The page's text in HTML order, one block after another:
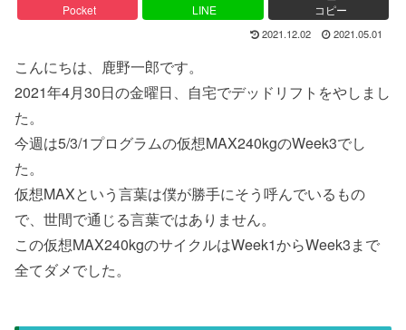
Pocket LINE コピー
2021.12.02 2021.05.01
こんにちは、鹿野一郎です。
2021年4月30日の金曜日、自宅でデッドリフトをやしまし
た。
今週は5/3/1プログラムの仮想MAX240kgのWeek3でし
た。
仮想MAXという言葉は僕が勝手にそう呼んでいるもの
で、世間で通じる言葉ではありません。
この仮想MAX240kgのサイクルはWeek1からWeek3まで
全てダメでした。